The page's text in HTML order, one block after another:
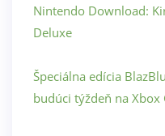
Nintendo Download:
Deluxe
Špeciálna edícia
budúci týždeň na Xbox